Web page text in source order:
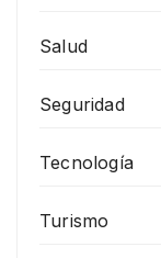
Salud
Seguridad
Tecnología
Turismo